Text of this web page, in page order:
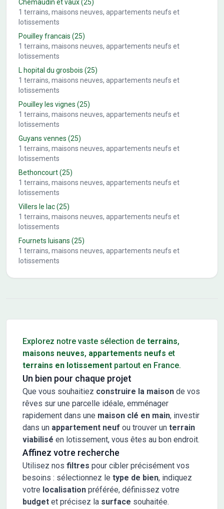
Chemaudin et vaux(25)
1 terrains, maisons neuves, appartements neufs et
lotissements
Pouilley francais (25)
1 terrains, maisons neuves, appartements neufs et
lotissements
L hopital du grosbois (25)
1 terrains, maisons neuves, appartements neufs et
lotissements
Pouilley les vignes (25)
1 terrains, maisons neuves, appartements neufs et
lotissements
Guyans vennes (25)
1 terrains, maisons neuves, appartements neufs et
lotissements
Bethoncourt(25)
1 terrains, maisons neuves, appartements neufs et
lotissements
Villers le lac(25)
1 terrains, maisons neuves, appartements neufs et
lotissements
Fournets luisans (25)
1 terrains, maisons neuves, appartements neufs et
lotissements
Explorez notre vaste sélection de terrains,
maisons neuves, appartements neufs et
terrains en lotissement partout en France.
Un bien pour chaque projet
Que vous souhaitiez construire la maison de vos
rêves sur une parcelle idéale, emménager
rapidement dans une maison clé en main, investir
dans un appartement neuf ou trouver un terrain
viabilisé en lotissement, vous êtes au bon endroit.
Affinez votre recherche
Utilisez nos filtres pour cibler précisément vos
besoins : sélectionnez le type de bien, indiquez
votre localisation préférée, définissez votre
budget et précisez la surface souhaitée.